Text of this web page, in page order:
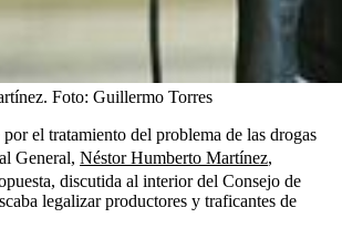
Foto: Guillermo Torres
el tratamiento del problema de las drogas
General, Néstor Humberto Martínez,
discutida al interior del Consejo de
legalizar productores y traficantes de